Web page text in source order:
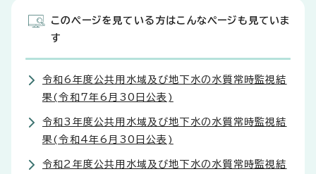
このページを見ている方はこんなページも見ていま
す
令和6年度公共用水域及び地下水の水質常時監視結
果(令和7年6月30日公表)
令和3年度公共用水域及び地下水の水質常時監視結
果(令和4年6月30日公表)
令和2年度公共用水域及び地下水の水質常時監視結